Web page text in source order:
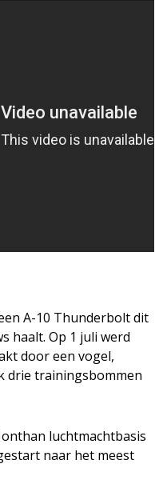
A-10 Thunderbolt dit
haalt. Op 1 juli werd
door een vogel,
drie trainingsbommen
luchtmachtbasis
naar het meest